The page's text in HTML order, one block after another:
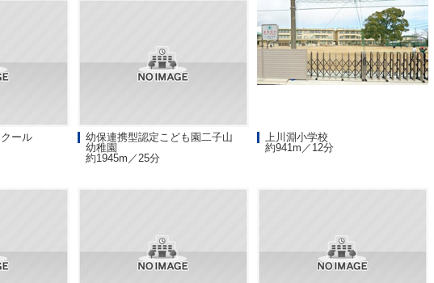
ール
幼保連携型認定こども園二子山
幼稚園
約1945m／25分
上川淵小学校
約941m／12分